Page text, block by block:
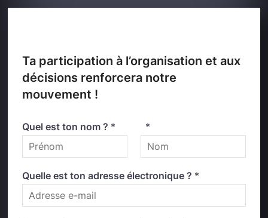
Ta participation à l’organisation et aux
décisions renforcera notre
mouvement !
Quel est ton nom ? * *
Quelle est ton adresse électronique ? *